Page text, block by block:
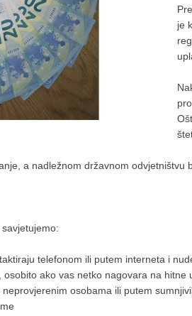
je
a nadležnom državnom odvjetništvu
telefonom ili putem interneta i
ako vas netko nagovara na hitne
osobama ili putem